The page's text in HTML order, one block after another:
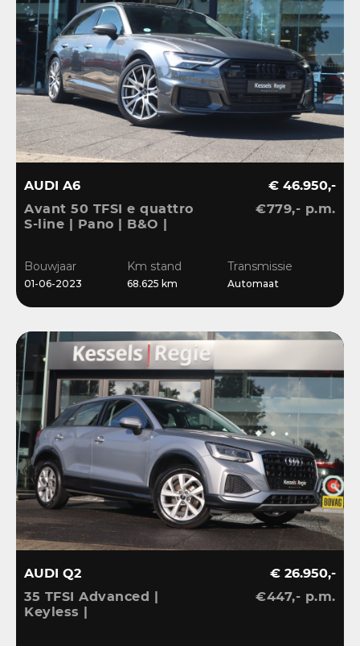
AUDI A6
Avant 50 TFSI e quattro
S-line | Pano | B&O |
Camera | CarPlay
€ 46.950,-
€779,- p.m.
Bouwjaar
01-06-2023
Km stand
68.625 km
Transmissie
Automaat
AUDI Q2
35 TFSI Advanced |
Keyless |
€ 26.950,-
€447,- p.m.